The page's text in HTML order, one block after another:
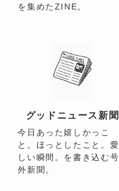
を集めたZINE。
グッドニュース新聞
今日あった嬉しかっこ
と。ほっとしたこと。愛
しい瞬間。を書き込む号
外新聞。